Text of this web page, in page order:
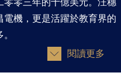
機，更是活躍於教育界的
閱讀更多